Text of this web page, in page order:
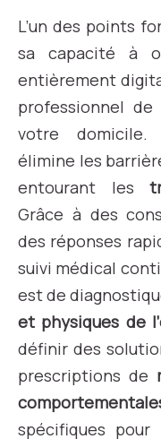
L’un des points
sa capacité à
entièrement
professionnel
votre domicile.
élimine les
entourant les
Grâce à des
des réponses
suivi médical
est de
et physiques de
définir des
prescriptions de
spécifiques pour